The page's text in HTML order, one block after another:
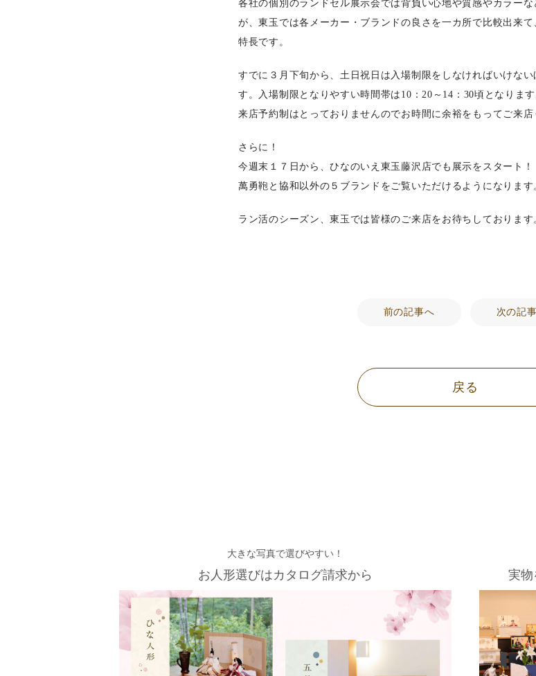
各社の個別のランドセル展示会では背負い心地や質感やカラー
が、東玉では各メーカー・ブランドの良さを一カ所で比較出来
特長です。
すでに３月下旬から、土日祝日は入場制限をしなければいけな
す。入場制限となりやすい時間帯は10：20～14：30頃となります
来店予約制はとっておりませんのでお時間に余裕をもってご来店
さらに！
今週末１７日から、ひなのいえ東玉藤沢店でも展示をスタート！
萬勇鞄と協和以外の５ブランドをご覧いただけるようになります
ラン活のシーズン、東玉では皆様のご来店をお待ちしております
前の記事へ 次の記
戻る
大きな写真で選びやすい！
お人形選びはカタログ請求から 実物